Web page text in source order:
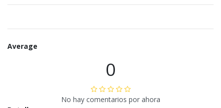
Average
0
No hay comentarios por ahora